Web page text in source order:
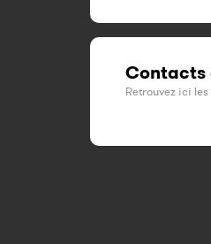
Contacts
Retrouvez ici